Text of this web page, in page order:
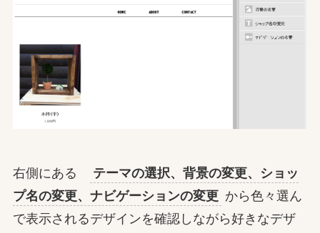
右側にある
テーマの選択、背景の変更、ショッ
プ名の変更、ナビゲーションの変更 から色々選ん
で表示されるデザインを確認しながら好きなデザ